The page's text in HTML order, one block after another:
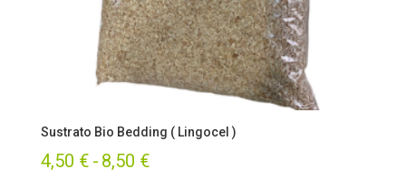
Sustrato Bio Bedding ( Lingocel )
4,50 € - 8,50 €Rango